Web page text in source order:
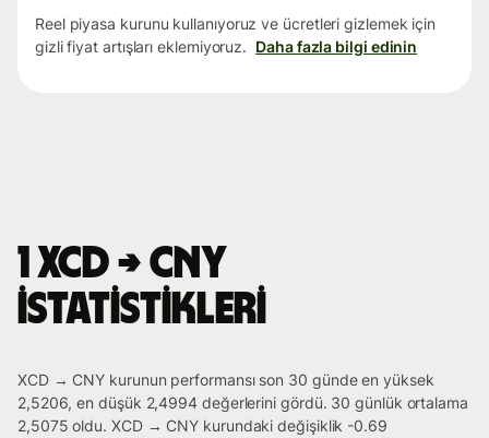
Reel piyasa kurunu kullanıyoruz ve ücretleri gizlemek için
gizli fiyat artışları eklemiyoruz. Daha fazla bilgi edinin
1 XCD → CNY
istatistikleri
XCD → CNY kurunun performansı son 30 günde en yüksek
2,5206, en düşük 2,4994 değerlerini gördü. 30 günlük ortalama
2,5075 oldu. XCD → CNY kurundaki değişiklik -0.69